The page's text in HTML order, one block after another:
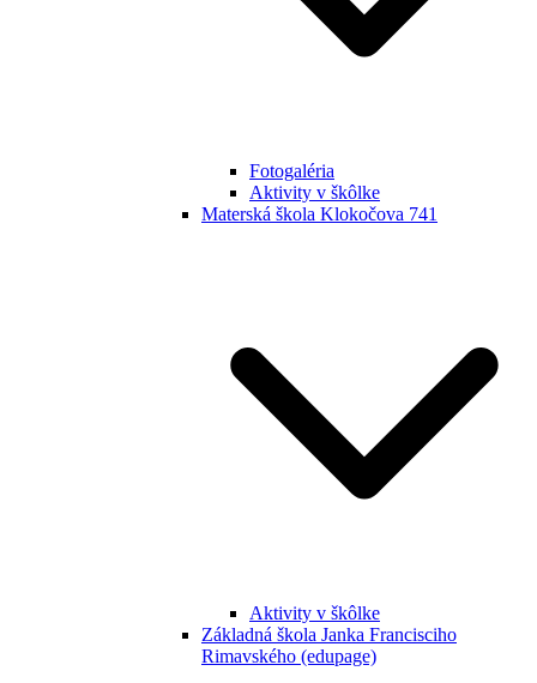
Fotogaléria
Aktivity v škôlke
Materská škola Klokočova 741
Aktivity v škôlke
Základná škola Janka Francisciho
Rimavského (edupage)